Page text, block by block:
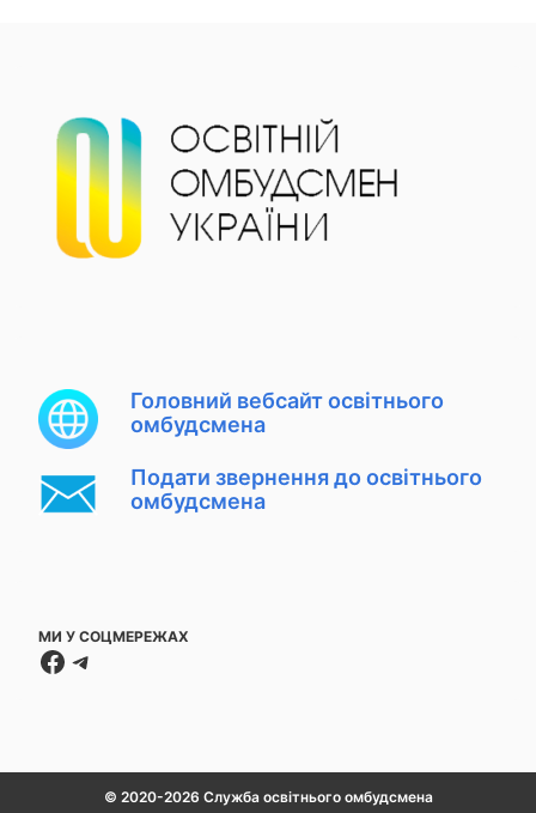
Головний вебсайт освітнього
омбудсмена
Подати звернення до освітнього
омбудсмена
МИ У СОЦМЕРЕЖАХ
Facebook
Telegram
© 2020-2026 Служба освітнього омбудсмена